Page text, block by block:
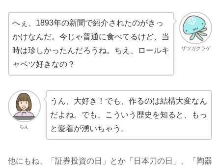
ザツガクラゲ
へぇ、1893年の新聞で紹介されたのがきっ
かけなんだ。今じゃ普通に食べてるけど、当
時は珍しかったんだろうね。ちえ、ロールキ
ャベツ好きなの？
ちえ
うん、大好き！でも、作るのは結構大変なん
だよね。でも、こういう歴史を知ると、もっ
と愛着が湧いちゃう。
他にもね、「証券投資の日」とか「日本刀の日」、「陶器